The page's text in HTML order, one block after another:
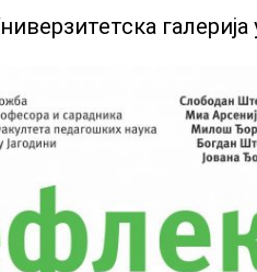
галерија